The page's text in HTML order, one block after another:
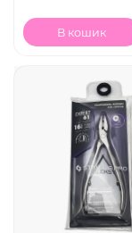
В кошик